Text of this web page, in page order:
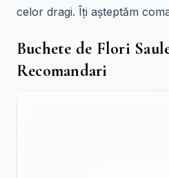
celor dragi. Îți așteptăm
Buchete de Flori
Recomandari